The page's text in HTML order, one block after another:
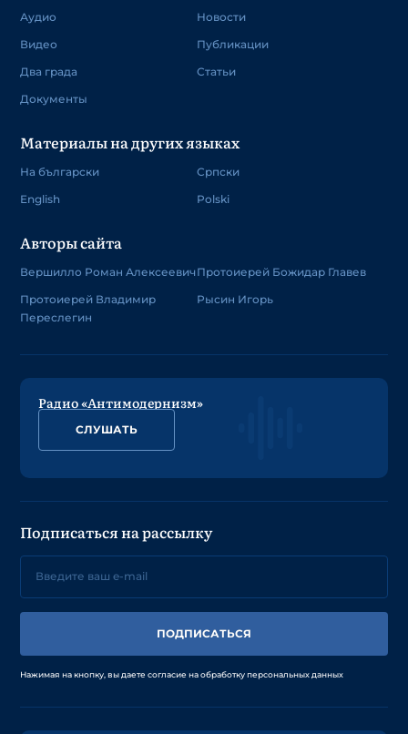
Аудио
Видео
Два града
Документы
Новости
Публикации
Статьи
Материалы на других языках
На български
English
Српски
Polski
Авторы сайта
Вершилло Роман Алексеевич
Протоиерей Владимир
Переслегин
Протоиерей Божидар Главев
Рысин Игорь
Радио «Антимодернизм»
СЛУШАТЬ
Подписаться на рассылку
ПОДПИСАТЬСЯ
Нажимая на кнопку, вы даете согласие на обработку персональных данных